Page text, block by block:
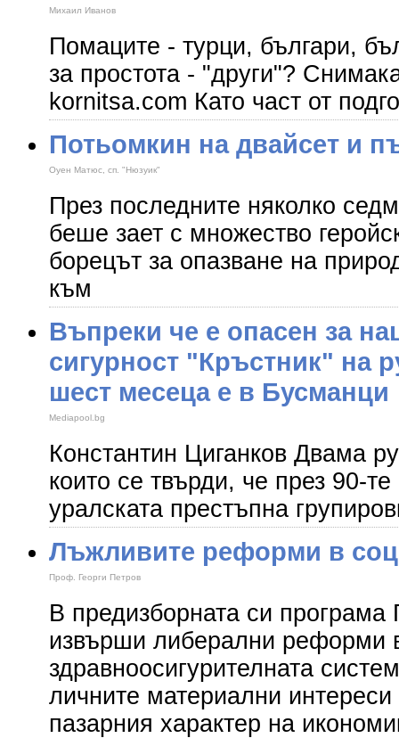
Михаил Иванов
Помаците - турци, българи,
за простота - "други"?
kornitsa.com Като част от
Потьомкин на двайсет и
Оуен Матюс, сп. "Нюзуик"
През последните няколко
беше зает с множество
борецът за опазване на
към
Въпреки че е опасен за
сигурност "Кръстник" на
шест месеца е в Бусманци
Mediapool.bg
Константин Циганков Двама
които се твърди, че през 90-те
уралската престъпна
Лъжливите реформи в
Проф. Георги Петров
В предизборната си
извърши либерални реформи
здравноосигурителната
личните материални
пазарния характер на